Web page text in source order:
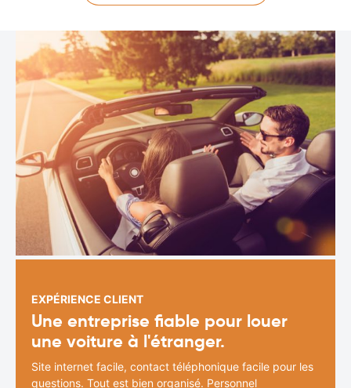
EXPÉRIENCE CLIENT
Une entreprise fiable pour louer
une voiture à l'étranger.
Site internet facile, contact téléphonique facile pour les
questions. Tout est bien organisé. Personnel